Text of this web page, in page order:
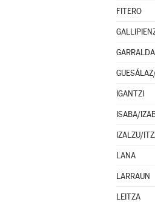
FITERO
GARRALDA
IGANTZI
ISABA/
IZALZU/
LANA
LARRAUN
LEITZA